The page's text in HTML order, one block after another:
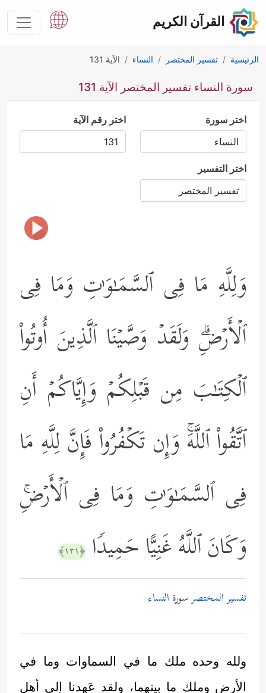
القرآن الكريم
الرئيسية تفسير المختصر النساء الآية 131
سورة النساء تفسير المختصر الآية 131
اختر سورة اختر رقم الآية
اختر التفسير
وَلِلَّهِ مَا فِی ٱلسَّمَـٰوَ ٰ⁠تِ وَمَا فِی
ٱلۡأَرۡضِۗ وَلَقَدۡ وَصَّیۡنَا ٱلَّذِینَ أُوتُواْ
ٱلۡكِتَـٰبَ مِن قَبۡلِكُمۡ وَإِیَّاكُمۡ أَنِ
ٱتَّقُواْ ٱللَّهَۚ وَإِن تَكۡفُرُواْ فَإِنَّ لِلَّهِ مَا
فِی ٱلسَّمَـٰوَ ٰ⁠تِ وَمَا فِی ٱلۡأَرۡضِۚ
وَكَانَ ٱللَّهُ غَنِیًّا حَمِیدࣰا ﴿١٣١﴾
تفسير المختصرسورة النساء
ولله وحده ملك ما في السماوات وما في
الأرض وملك ما بينهما، ولقد عَهِدنا إلى أهل